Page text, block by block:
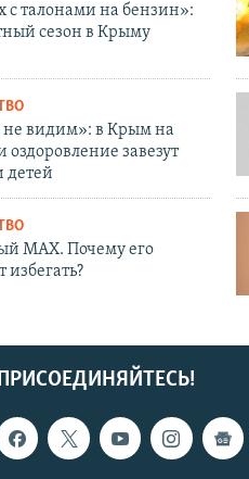
с талонами на бензин»:
сезон в Крыму
не видим»: в Крым на
оздоровление завезут
детей
MAX. Почему его
избегать?